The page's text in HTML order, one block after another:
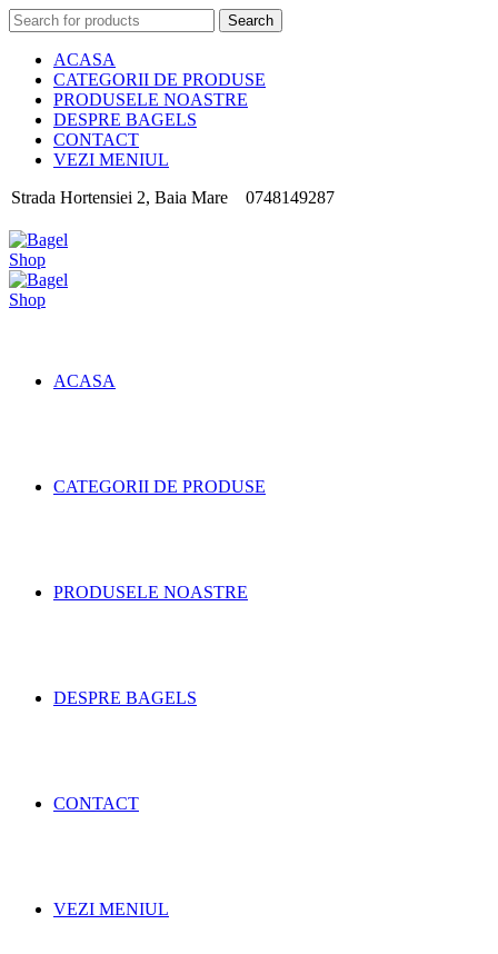
Search
for:
Search
ACASA
CATEGORII DE PRODUSE
PRODUSELE NOASTRE
DESPRE BAGELS
CONTACT
VEZI MENIUL
Strada Hortensiei 2, Baia Mare
0748149287
ACASA
CATEGORII DE PRODUSE
PRODUSELE NOASTRE
DESPRE BAGELS
CONTACT
VEZI MENIUL